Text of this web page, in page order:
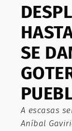
SE
A escasas
Aníbal